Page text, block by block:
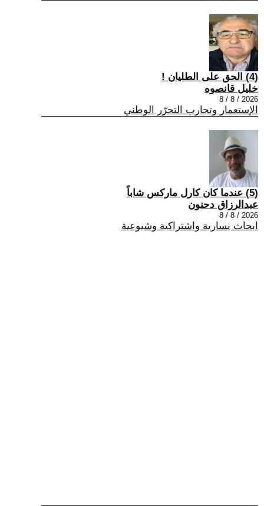
(4) الحق على الطليان !
خليل قانصوه
2026 / 8 / 8
الإستعمار وتجارب التحرّر الوطني
(5) عندما كان كارل ماركس شاباً
عبدالرزاق دحنون
2026 / 8 / 8
ابحاث يسارية واشتراكية وشيوعية